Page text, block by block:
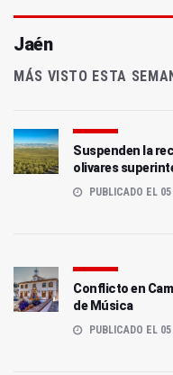
Jaén
MÁS VISTO ESTA
Suspenden la
olivares
PUBLICADO EL
Conflicto en
de Música
PUBLICADO EL